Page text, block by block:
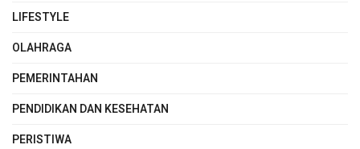
LIFESTYLE
OLAHRAGA
PEMERINTAHAN
PENDIDIKAN DAN KESEHATAN
PERISTIWA